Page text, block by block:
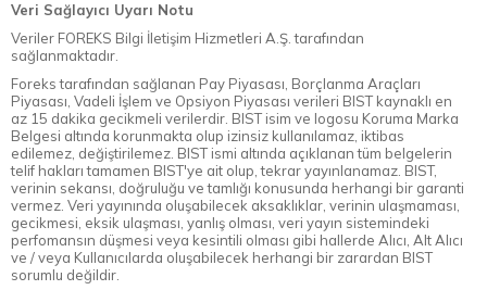
Veri Sağlayıcı Uyarı Notu
Veriler FOREKS Bilgi İletişim Hizmetleri A.Ş. tarafından
sağlanmaktadır.
Foreks tarafından sağlanan Pay Piyasası, Borçlanma Araçları
Piyasası, Vadeli İşlem ve Opsiyon Piyasası verileri BIST kaynaklı en
az 15 dakika gecikmeli verilerdir. BIST isim ve logosu Koruma Marka
Belgesi altında korunmakta olup izinsiz kullanılamaz, iktibas
edilemez, değiştirilemez. BIST ismi altında açıklanan tüm belgelerin
telif hakları tamamen BIST'ye ait olup, tekrar yayınlanamaz. BIST,
verinin sekansı, doğruluğu ve tamlığı konusunda herhangi bir garanti
vermez. Veri yayınında oluşabilecek aksaklıklar, verinin ulaşmaması,
gecikmesi, eksik ulaşması, yanlış olması, veri yayın sistemindeki
perfomansın düşmesi veya kesintili olması gibi hallerde Alıcı, Alt Alıcı
ve / veya Kullanıcılarda oluşabilecek herhangi bir zarardan BIST
sorumlu değildir.